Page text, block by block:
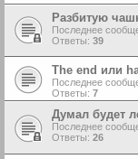
Разбитую
Последнее
Ответы: 39
The end или
Последнее
Ответы: 7
Думал будет
Последнее
Ответы: 26